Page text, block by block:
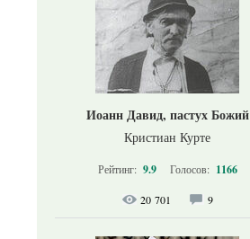
Иоанн Давид, пастух Божий
Кристиан Курте
Рейтинг: 9.9 Голосов: 1166
20 701 9